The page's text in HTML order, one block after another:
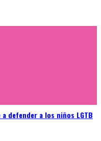
defender a los niños LGTB